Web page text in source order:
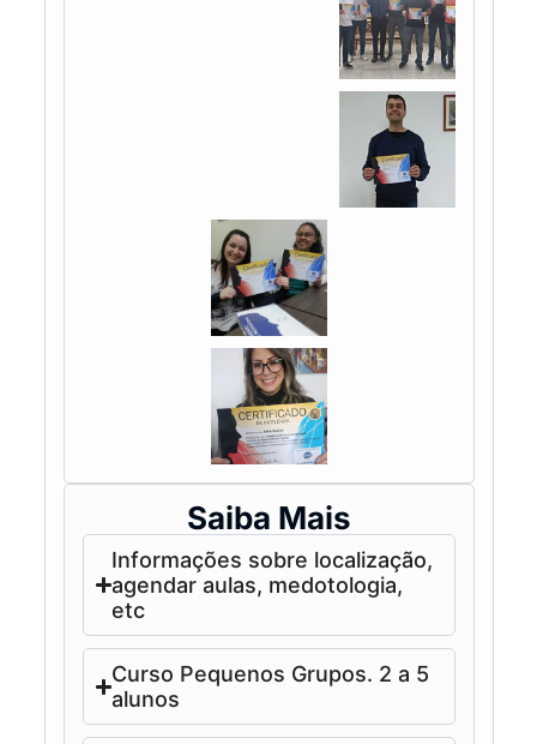
Saiba Mais
Informações sobre localização,
agendar aulas, medotologia,
etc
Curso Pequenos Grupos. 2 a 5
alunos